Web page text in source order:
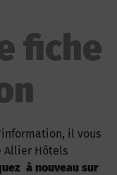
fiche
il vous
Allier Hôtels
à nouveau sur